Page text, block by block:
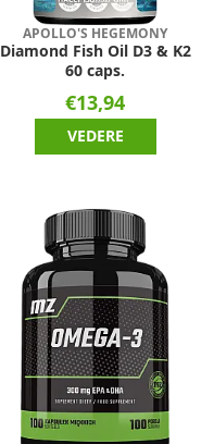
APOLLO'S HEGEMONY
Diamond Fish Oil D3 & K2
60 caps.
€13,94
VEDERE